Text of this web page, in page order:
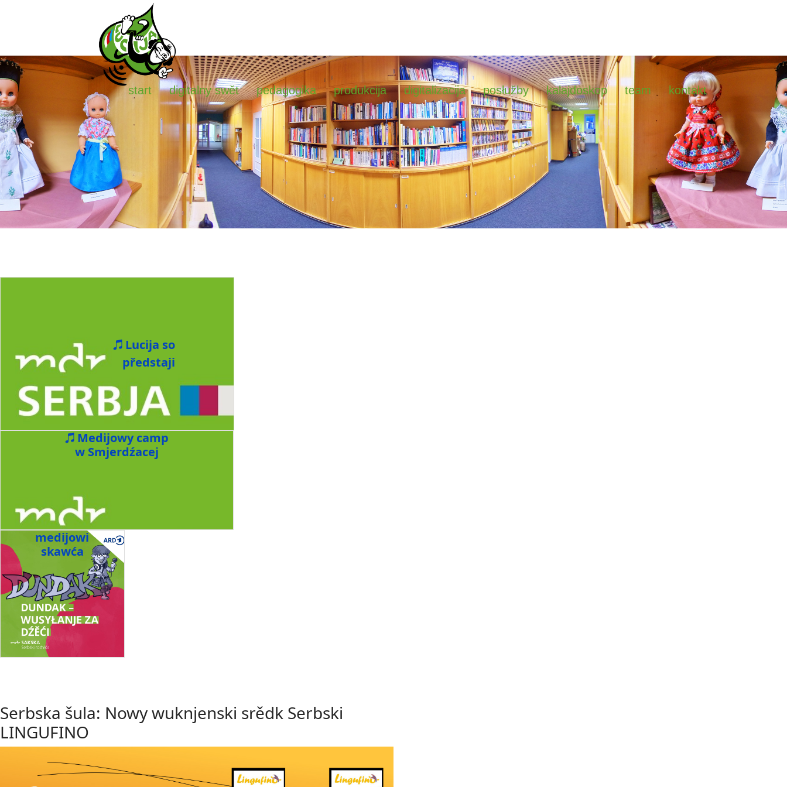
start digitalny swět pedagogika produkcija digitalizacija posłužby kalajdoskop team kontakt
Lucija so
předstaji
Medijowy camp
w Smjerdźacej
medijowi
skawća
Serbska šula: Nowy wuknjenski srědk Serbski
LINGUFINO